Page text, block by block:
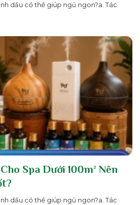
dầu có thể giúp ngủ ngon?a. Tác
Spa Dưới 100m² Nên
dầu có thể giúp ngủ ngon?a. Tác